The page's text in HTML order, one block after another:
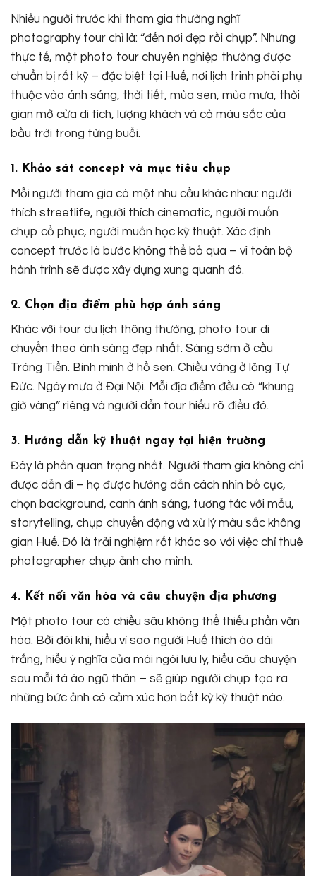
Nhiều người trước khi tham gia thường nghĩ
photography tour chỉ là: “đến nơi đẹp rồi chụp”. Nhưng
thực tế, một photo tour chuyên nghiệp thường được
chuẩn bị rất kỹ – đặc biệt tại Huế, nơi lịch trình phải phụ
thuộc vào ánh sáng, thời tiết, mùa sen, mùa mưa, thời
gian mở cửa di tích, lượng khách và cả màu sắc của
bầu trời trong từng buổi.
1. Khảo sát concept và mục tiêu chụp
Mỗi người tham gia có một nhu cầu khác nhau: người
thích streetlife, người thích cinematic, người muốn
chụp cổ phục, người muốn học kỹ thuật. Xác định
concept trước là bước không thể bỏ qua – vì toàn bộ
hành trình sẽ được xây dựng xung quanh đó.
2. Chọn địa điểm phù hợp ánh sáng
Khác với tour du lịch thông thường, photo tour di
chuyển theo ánh sáng đẹp nhất. Sáng sớm ở cầu
Tràng Tiền. Bình minh ở hồ sen. Chiều vàng ở lăng Tự
Đức. Ngày mưa ở Đại Nội. Mỗi địa điểm đều có “khung
giờ vàng” riêng và người dẫn tour hiểu rõ điều đó.
3. Hướng dẫn kỹ thuật ngay tại hiện trường
Đây là phần quan trọng nhất. Người tham gia không chỉ
được dẫn đi – họ được hướng dẫn cách nhìn bố cục,
chọn background, canh ánh sáng, tương tác với mẫu,
storytelling, chụp chuyển động và xử lý màu sắc không
gian Huế. Đó là trải nghiệm rất khác so với việc chỉ thuê
photographer chụp ảnh cho mình.
4. Kết nối văn hóa và câu chuyện địa phương
Một photo tour có chiều sâu không thể thiếu phần văn
hóa. Bởi đôi khi, hiểu vì sao người Huế thích áo dài
trắng, hiểu ý nghĩa của mái ngói lưu ly, hiểu câu chuyện
sau mỗi tà áo ngũ thân – sẽ giúp người chụp tạo ra
những bức ảnh có cảm xúc hơn bất kỳ kỹ thuật nào.